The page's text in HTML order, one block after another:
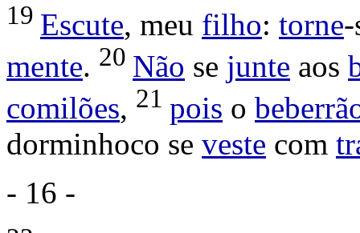
19 Escute, meu filho: torne
mente. 20 Não se junte aos
comilões, 21 pois o
dorminhoco se veste com
- 16 -